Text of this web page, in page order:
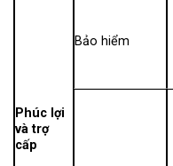
Phúc lợi
và trợ
cấp
Bảo hiểm